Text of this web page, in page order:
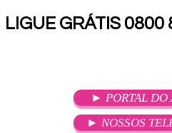
► PORTAL DO
► NOSSOS
LIGUE GRÁTIS 0800